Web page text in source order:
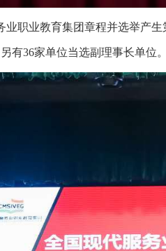
业职业教育集团章程并选举产
有36家单位当选副理事长单位。